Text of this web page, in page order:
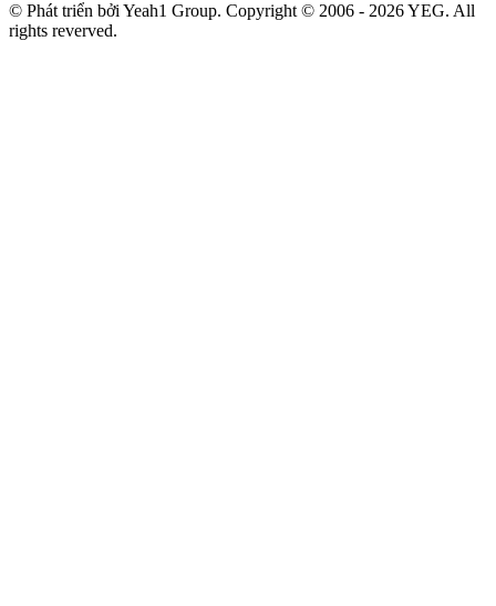
© Phát triển bởi Yeah1 Group. Copyright © 2006 - 2026 YEG. All
rights reverved.